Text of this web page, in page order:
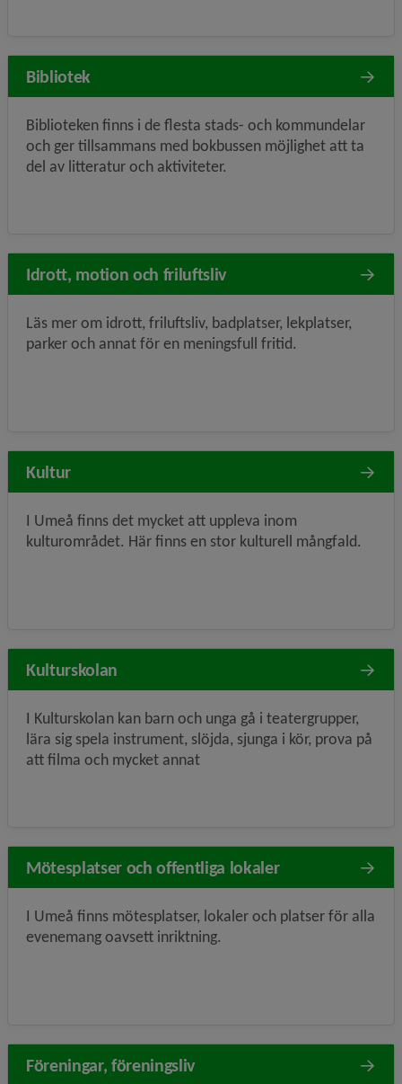
Bibliotek
Biblioteken finns i de flesta stads- och kommundelar
och ger tillsammans med bokbussen möjlighet att ta
del av litteratur och aktiviteter.
Idrott, motion och friluftsliv
Läs mer om idrott, friluftsliv, badplatser, lekplatser,
parker och annat för en meningsfull fritid.
Kultur
I Umeå finns det mycket att uppleva inom
kulturområdet. Här finns en stor kulturell mångfald.
Kulturskolan
I Kulturskolan kan barn och unga gå i teatergrupper,
lära sig spela instrument, slöjda, sjunga i kör, prova på
att filma och mycket annat
Mötesplatser och offentliga lokaler
I Umeå finns mötesplatser, lokaler och platser för alla
evenemang oavsett inriktning.
Föreningar, föreningsliv